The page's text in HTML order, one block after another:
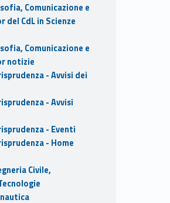
Comunicazione e
CdL in Scienze
Comunicazione e
notizie
- Avvisi dei
- Avvisi
- Eventi
- Home
Civile,